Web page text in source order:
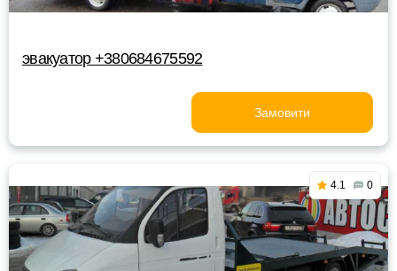
эвакуатор +380684675592
Замовити
4.1 0